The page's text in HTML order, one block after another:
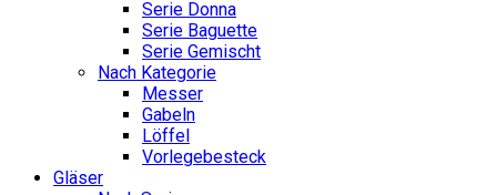
Serie Donna
Serie Baguette
Serie Gemischt
Nach Kategorie
Messer
Gabeln
Löffel
Vorlegebesteck
Gläser